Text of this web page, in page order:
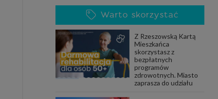
nasi
się
w
Warto skorzystać
Z Rzeszowską Kartą
Mieszkańca
skorzystasz z
bezpłatnych
programów
zdrowotnych. Miasto
zaprasza do udziału